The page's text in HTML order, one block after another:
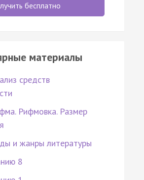
бесплатно
материалы
средств
Рифмовка. Размер
и жанры литературы
8